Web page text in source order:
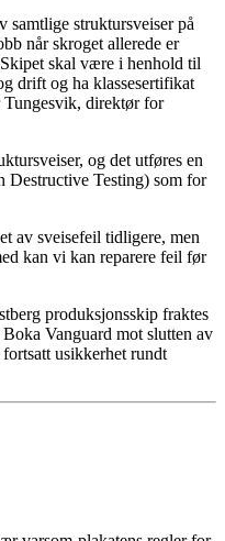
struktursveiser på
når skroget allerede er
skal være i henhold til
drift og ha klassesertifikat
direktør for
og det utføres en
Testing) som for
av sveisefeil tidligere, men
kan vi kan reparere feil før
produksjonsskip fraktes
Vanguard mot slutten av
usikkerhet rundt